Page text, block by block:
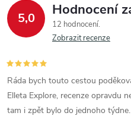
5,0 Hodnocení
12 hodnocení
Zobrazit recenze
Ráda bych touto cestou
Elleta Explore, recenze opravdu
tam i zpět bylo do jednoho